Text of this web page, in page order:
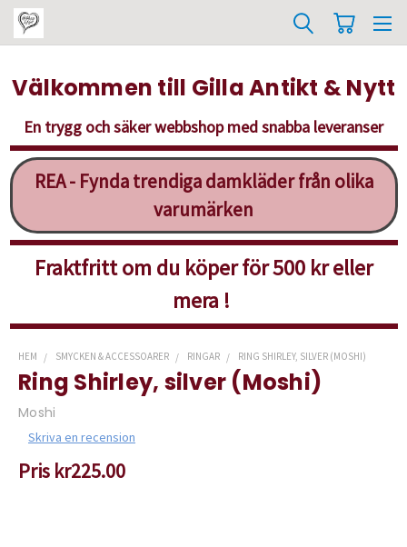
Välkommen till Gilla Antikt & Nytt
En trygg och säker webbshop med snabba leveranser
REA - Fynda trendiga damkläder från olika
varumärken
Fraktfritt om du köper för 500 kr eller
mera !
HEM SMYCKEN & ACCESSOARER RINGAR RING SHIRLEY, SILVER (MOSHI)
Ring Shirley, silver (Moshi)
Moshi
Skriva en recension
Pris kr225.00